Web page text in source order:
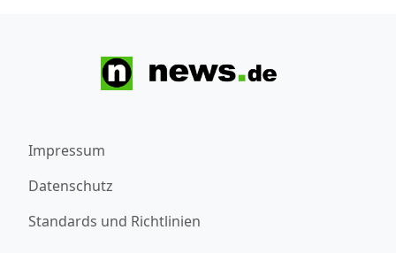
Impressum
Datenschutz
Standards und Richtlinien